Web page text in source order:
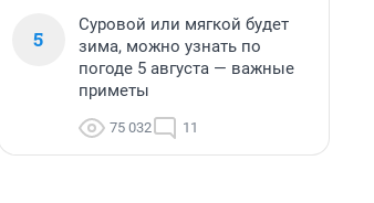
5
Суровой или мягкой будет
зима, можно узнать по
погоде 5 августа — важные
приметы
75 032 11